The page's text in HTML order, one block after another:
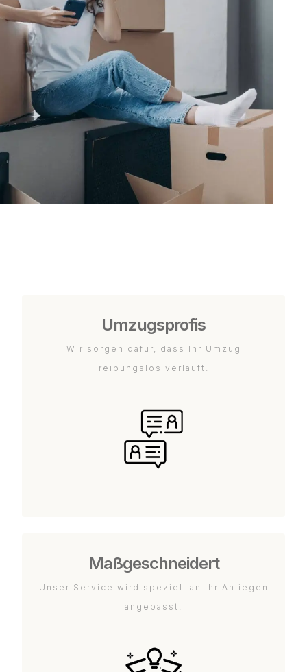
Umzugsprofis
Wir sorgen dafür, dass Ihr Umzug
reibungslos verläuft.
Maßgeschneidert
Unser Service wird speziell an Ihr Anliegen
angepasst.